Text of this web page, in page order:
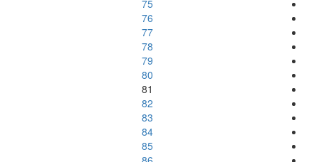
75
76
77
78
79
80
81
82
83
84
85